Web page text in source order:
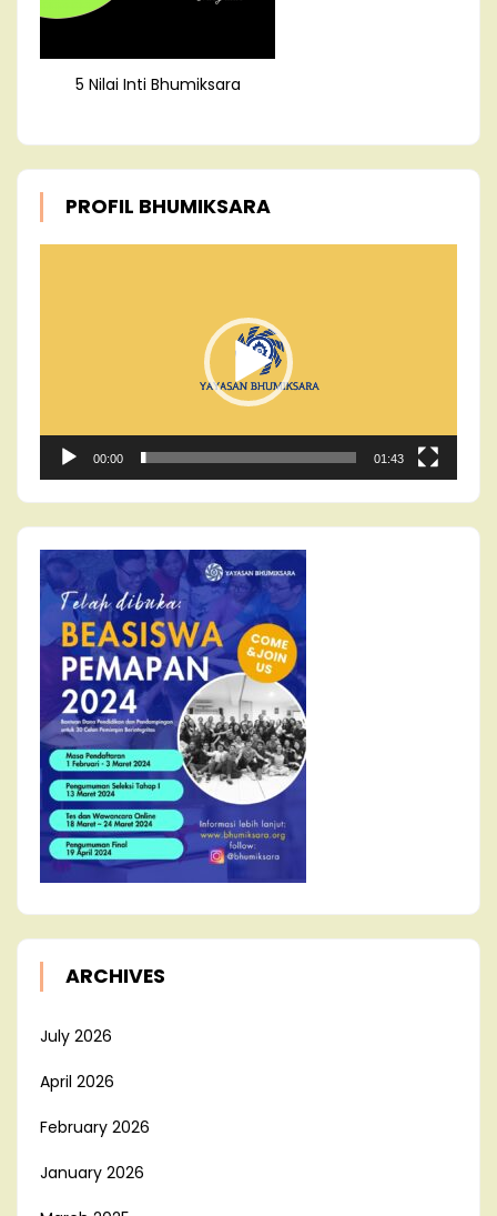
5 Nilai Inti Bhumiksara
PROFIL BHUMIKSARA
00:00 01:43
ARCHIVES
July 2026
April 2026
February 2026
January 2026